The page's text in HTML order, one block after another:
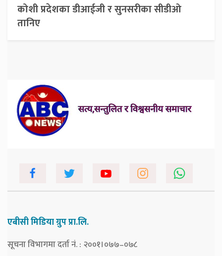
कोशी प्रदेशका डीआईजी र सुनसरीका सीडीओ
तानिए
एबीसी मिडिया ग्रुप प्रा.लि.
सूचना विभागमा दर्ता नं. : २००१।०७७–०७८